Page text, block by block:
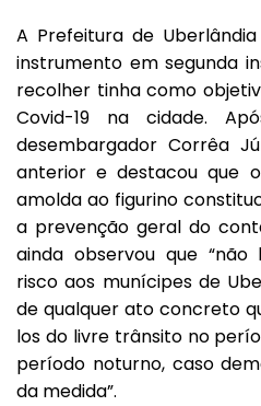
A Prefeitura de
instrumento em segunda
recolher tinha como
Covid-19 na cidade.
desembargador Corrêa
anterior e destacou que
amolda ao figurino
a prevenção geral do
ainda observou que
risco aos munícipes de
de qualquer ato concreto
los do livre trânsito no
período noturno, caso
da medida”.